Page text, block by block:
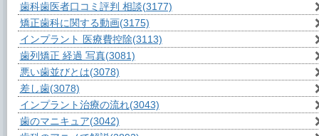
歯科歯医者口コミ評判 相談(3177)
矯正歯科に関する動画(3175)
インプラント 医療費控除(3113)
歯列矯正 経過 写真(3081)
悪い歯並びとは(3078)
差し歯(3078)
インプラント治療の流れ(3043)
歯のマニキュア(3042)